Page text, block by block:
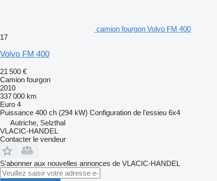
camion fourgon Volvo FM 400
17
Volvo FM 400
21 500 €
Camion fourgon
2010
337 000 km
Euro 4
Puissance 400 ch (294 kW) Configuration de l'essieu 6x4
Autriche, Selzthal
VLACIC-HANDEL
Contacter le vendeur
S'abonner aux nouvelles annonces de VLACIC-HANDEL